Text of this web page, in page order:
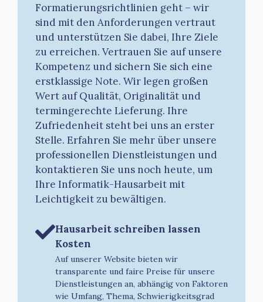
Formatierungsrichtlinien geht – wir
sind mit den Anforderungen vertraut
und unterstützen Sie dabei, Ihre Ziele
zu erreichen. Vertrauen Sie auf unsere
Kompetenz und sichern Sie sich eine
erstklassige Note. Wir legen großen
Wert auf Qualität, Originalität und
termingerechte Lieferung. Ihre
Zufriedenheit steht bei uns an erster
Stelle. Erfahren Sie mehr über unsere
professionellen Dienstleistungen und
kontaktieren Sie uns noch heute, um
Ihre Informatik-Hausarbeit mit
Leichtigkeit zu bewältigen.
Hausarbeit schreiben lassen
Kosten
Auf unserer Website bieten wir
transparente und faire Preise für unsere
Dienstleistungen an, abhängig von Faktoren
wie Umfang, Thema, Schwierigkeitsgrad